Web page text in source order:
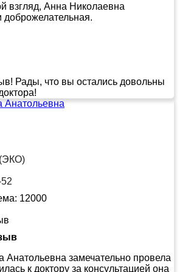
взгляд, Анна Николаевна
доброжелательная.
Рады, что вы остались довольны
(ЭКО)
12000
Анатольевна замечательно провела
к доктору за консультацией она